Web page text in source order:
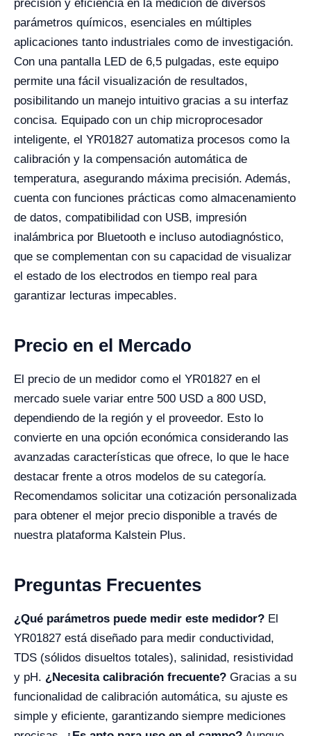
precisión y eficiencia en la medición de diversos
parámetros químicos, esenciales en múltiples
aplicaciones tanto industriales como de investigación.
Con una pantalla LED de 6,5 pulgadas, este equipo
permite una fácil visualización de resultados,
posibilitando un manejo intuitivo gracias a su interfaz
concisa. Equipado con un chip microprocesador
inteligente, el YR01827 automatiza procesos como la
calibración y la compensación automática de
temperatura, asegurando máxima precisión. Además,
cuenta con funciones prácticas como almacenamiento
de datos, compatibilidad con USB, impresión
inalámbrica por Bluetooth e incluso autodiagnóstico,
que se complementan con su capacidad de visualizar
el estado de los electrodos en tiempo real para
garantizar lecturas impecables.
Precio en el Mercado
El precio de un medidor como el YR01827 en el
mercado suele variar entre 500 USD a 800 USD,
dependiendo de la región y el proveedor. Esto lo
convierte en una opción económica considerando las
avanzadas características que ofrece, lo que le hace
destacar frente a otros modelos de su categoría.
Recomendamos solicitar una cotización personalizada
para obtener el mejor precio disponible a través de
nuestra plataforma Kalstein Plus.
Preguntas Frecuentes
¿Qué parámetros puede medir este medidor? El
YR01827 está diseñado para medir conductividad,
TDS (sólidos disueltos totales), salinidad, resistividad
y pH. ¿Necesita calibración frecuente? Gracias a su
funcionalidad de calibración automática, su ajuste es
simple y eficiente, garantizando siempre mediciones